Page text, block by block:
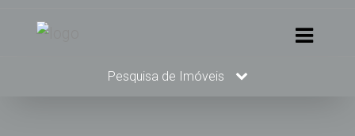
Pesquisa de Imóveis